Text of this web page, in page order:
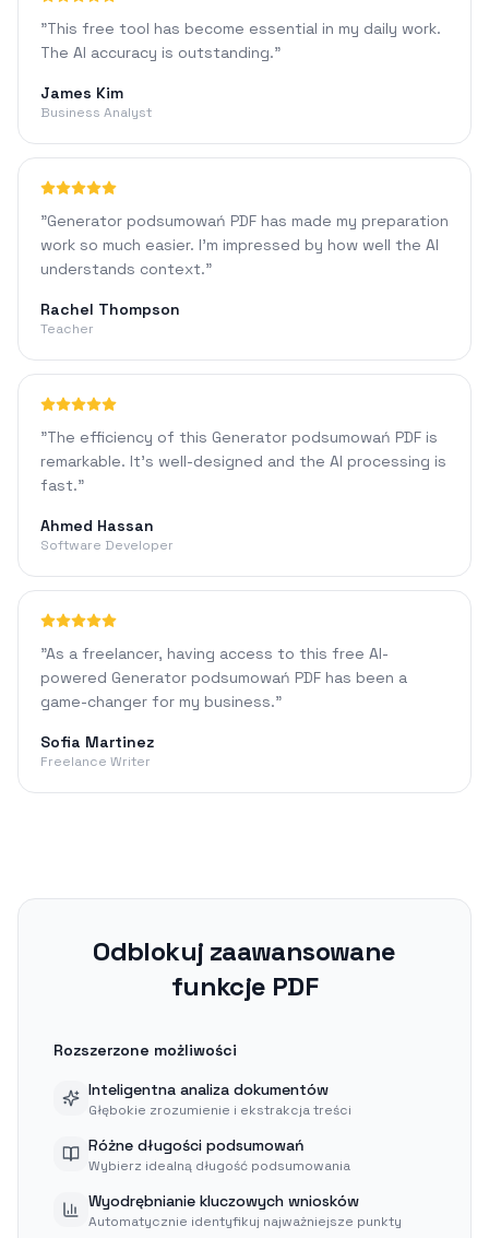
"This free tool has become essential in my daily work.
The AI accuracy is outstanding."
James Kim
Business Analyst
"Generator podsumowań PDF has made my preparation
work so much easier. I'm impressed by how well the AI
understands context."
Rachel Thompson
Teacher
"The efficiency of this Generator podsumowań PDF is
remarkable. It's well-designed and the AI processing is
fast."
Ahmed Hassan
Software Developer
"As a freelancer, having access to this free AI-
powered Generator podsumowań PDF has been a
game-changer for my business."
Sofia Martinez
Freelance Writer
Odblokuj zaawansowane
funkcje PDF
Rozszerzone możliwości
Inteligentna analiza dokumentów
Głębokie zrozumienie i ekstrakcja treści
Różne długości podsumowań
Wybierz idealną długość podsumowania
Wyodrębnianie kluczowych wniosków
Automatycznie identyfikuj najważniejsze punkty